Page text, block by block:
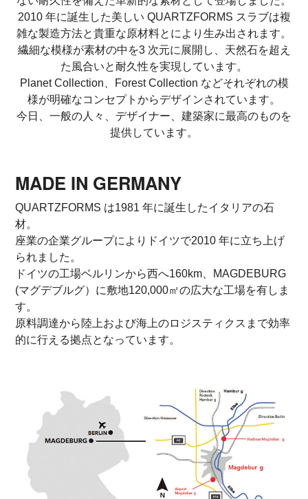
2010 年に誕生した美しい QUARTZFORMS スラブは複
雑な製造方法と貴重な原材料とにより生み出されます。
繊細な模様が素材の中を3 次元に展開し、天然石を超え
た風合いと耐久性を実現しています。
Planet Collection、Forest Collection などそれぞれの模
様が明確なコンセプトからデザインされています。
今日、一般の人々、デザイナー、建築家に最高のものを
提供しています。
MADE IN GERMANY
QUARTZFORMS は1981 年に誕生したイタリアの石
材。
座業の企業グループによりドイツで2010 年に立ち上げ
られました。
ドイツの工場ベルリンから西へ160km、MAGDEBURG
(マグデブルグ）に敷地120,000㎡の広大な工場を有しま
す。
原料調達から陸上および海上のロジスティクスまで効率
的に行える拠点となっています。